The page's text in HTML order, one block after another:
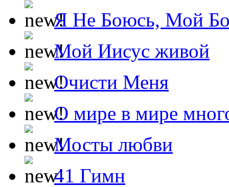
Я Не Боюсь, Мой
Мой Иисус живой
Очисти Меня
О мире в мире
Мосты любви
41 Гимн